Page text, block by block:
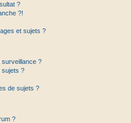
?
?!
et sujets ?
surveillance ?
sujets ?
de sujets ?
?